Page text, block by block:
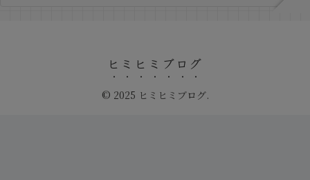
ヒミヒミブログ
© 2025 ヒミヒミブログ.